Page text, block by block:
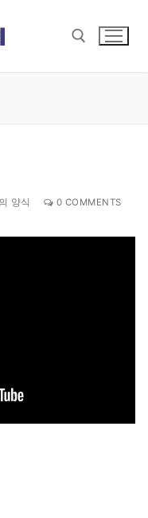
양식 0 COMMENTS